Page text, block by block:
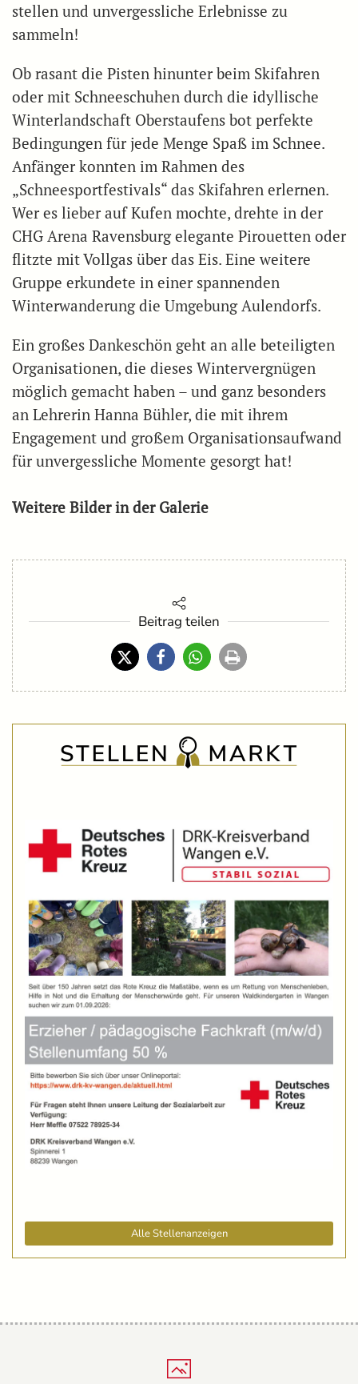
stellen und unvergessliche Erlebnisse zu
sammeln!
Ob rasant die Pisten hinunter beim Skifahren
oder mit Schneeschuhen durch die idyllische
Winterlandschaft Oberstaufens bot perfekte
Bedingungen für jede Menge Spaß im Schnee.
Anfänger konnten im Rahmen des
„Schneesportfestivals“ das Skifahren erlernen.
Wer es lieber auf Kufen mochte, drehte in der
CHG Arena Ravensburg elegante Pirouetten oder
flitzte mit Vollgas über das Eis. Eine weitere
Gruppe erkundete in einer spannenden
Winterwanderung die Umgebung Aulendorfs.
Ein großes Dankeschön geht an alle beteiligten
Organisationen, die dieses Wintervergnügen
möglich gemacht haben – und ganz besonders
an Lehrerin Hanna Bühler, die mit ihrem
Engagement und großem Organisationsaufwand
für unvergessliche Momente gesorgt hat!
Weitere Bilder in der Galerie
Beitrag teilen
Alle Stellenanzeigen